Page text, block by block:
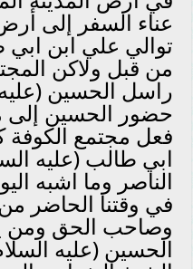
عناء السفر إلى
توالي علي ابن ابي
من قبل ولاكن
راسل الحسين
حضور الحسين إلى
فعل مجتمع
ابي طالب (عليه
الناصر وما اشبه
في وقتنا الحاضر
وصاحب الحق ومن
الحسين (عليه